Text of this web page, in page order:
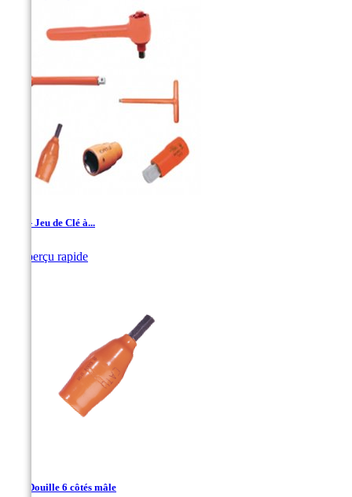
1/2'' - Jeu de Clé à...
Aperçu rapide
1/2’’ Douille 6 côtés mâle